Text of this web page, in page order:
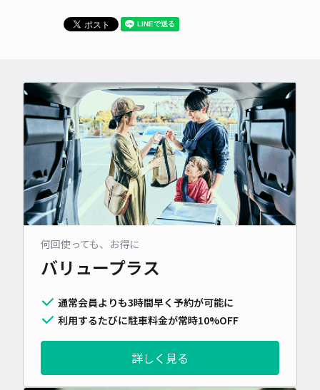
何回使っても、お得に
バリュープラス
通常会員よりも3時間早く予約が可能に
利用するたびに駐車料金が常時10%OFF
詳しく見る